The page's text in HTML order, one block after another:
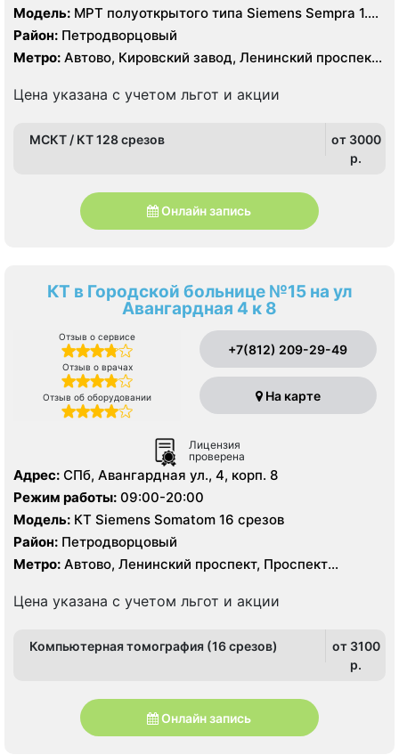
Модель: МРТ полуоткрытого типа Siemens Sempra 1.5
Тесла, КТ GE revolution Maxima 128 срезов,
Район: Петродворцовый
Метро: Автово, Кировский завод, Ленинский проспект,
Цена указана с учетом льгот и акции
МСКТ / КТ 128 срезов
от 3000
p.
Онлайн запись
КТ в Городской больнице №15 на ул
Авангардная 4 к 8
Отзыв о сервисе
Отзыв о врачах
Отзыв об оборудовании
+7(812) 209-29-49
На карте
Лицензия
проверена
Адрес: СПб, Авангардная ул., 4, корп. 8
Режим работы: 09:00-20:00
Модель: КТ Siemens Somatom 16 срезов
Район: Петродворцовый
Метро: Автово, Ленинский проспект, Проспект
Цена указана с учетом льгот и акции
Компьютерная томография (16 срезов)
от 3100
p.
Онлайн запись